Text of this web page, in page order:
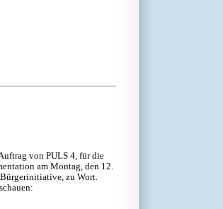
von PULS 4, für die
am Montag, den 12.
zu Wort.